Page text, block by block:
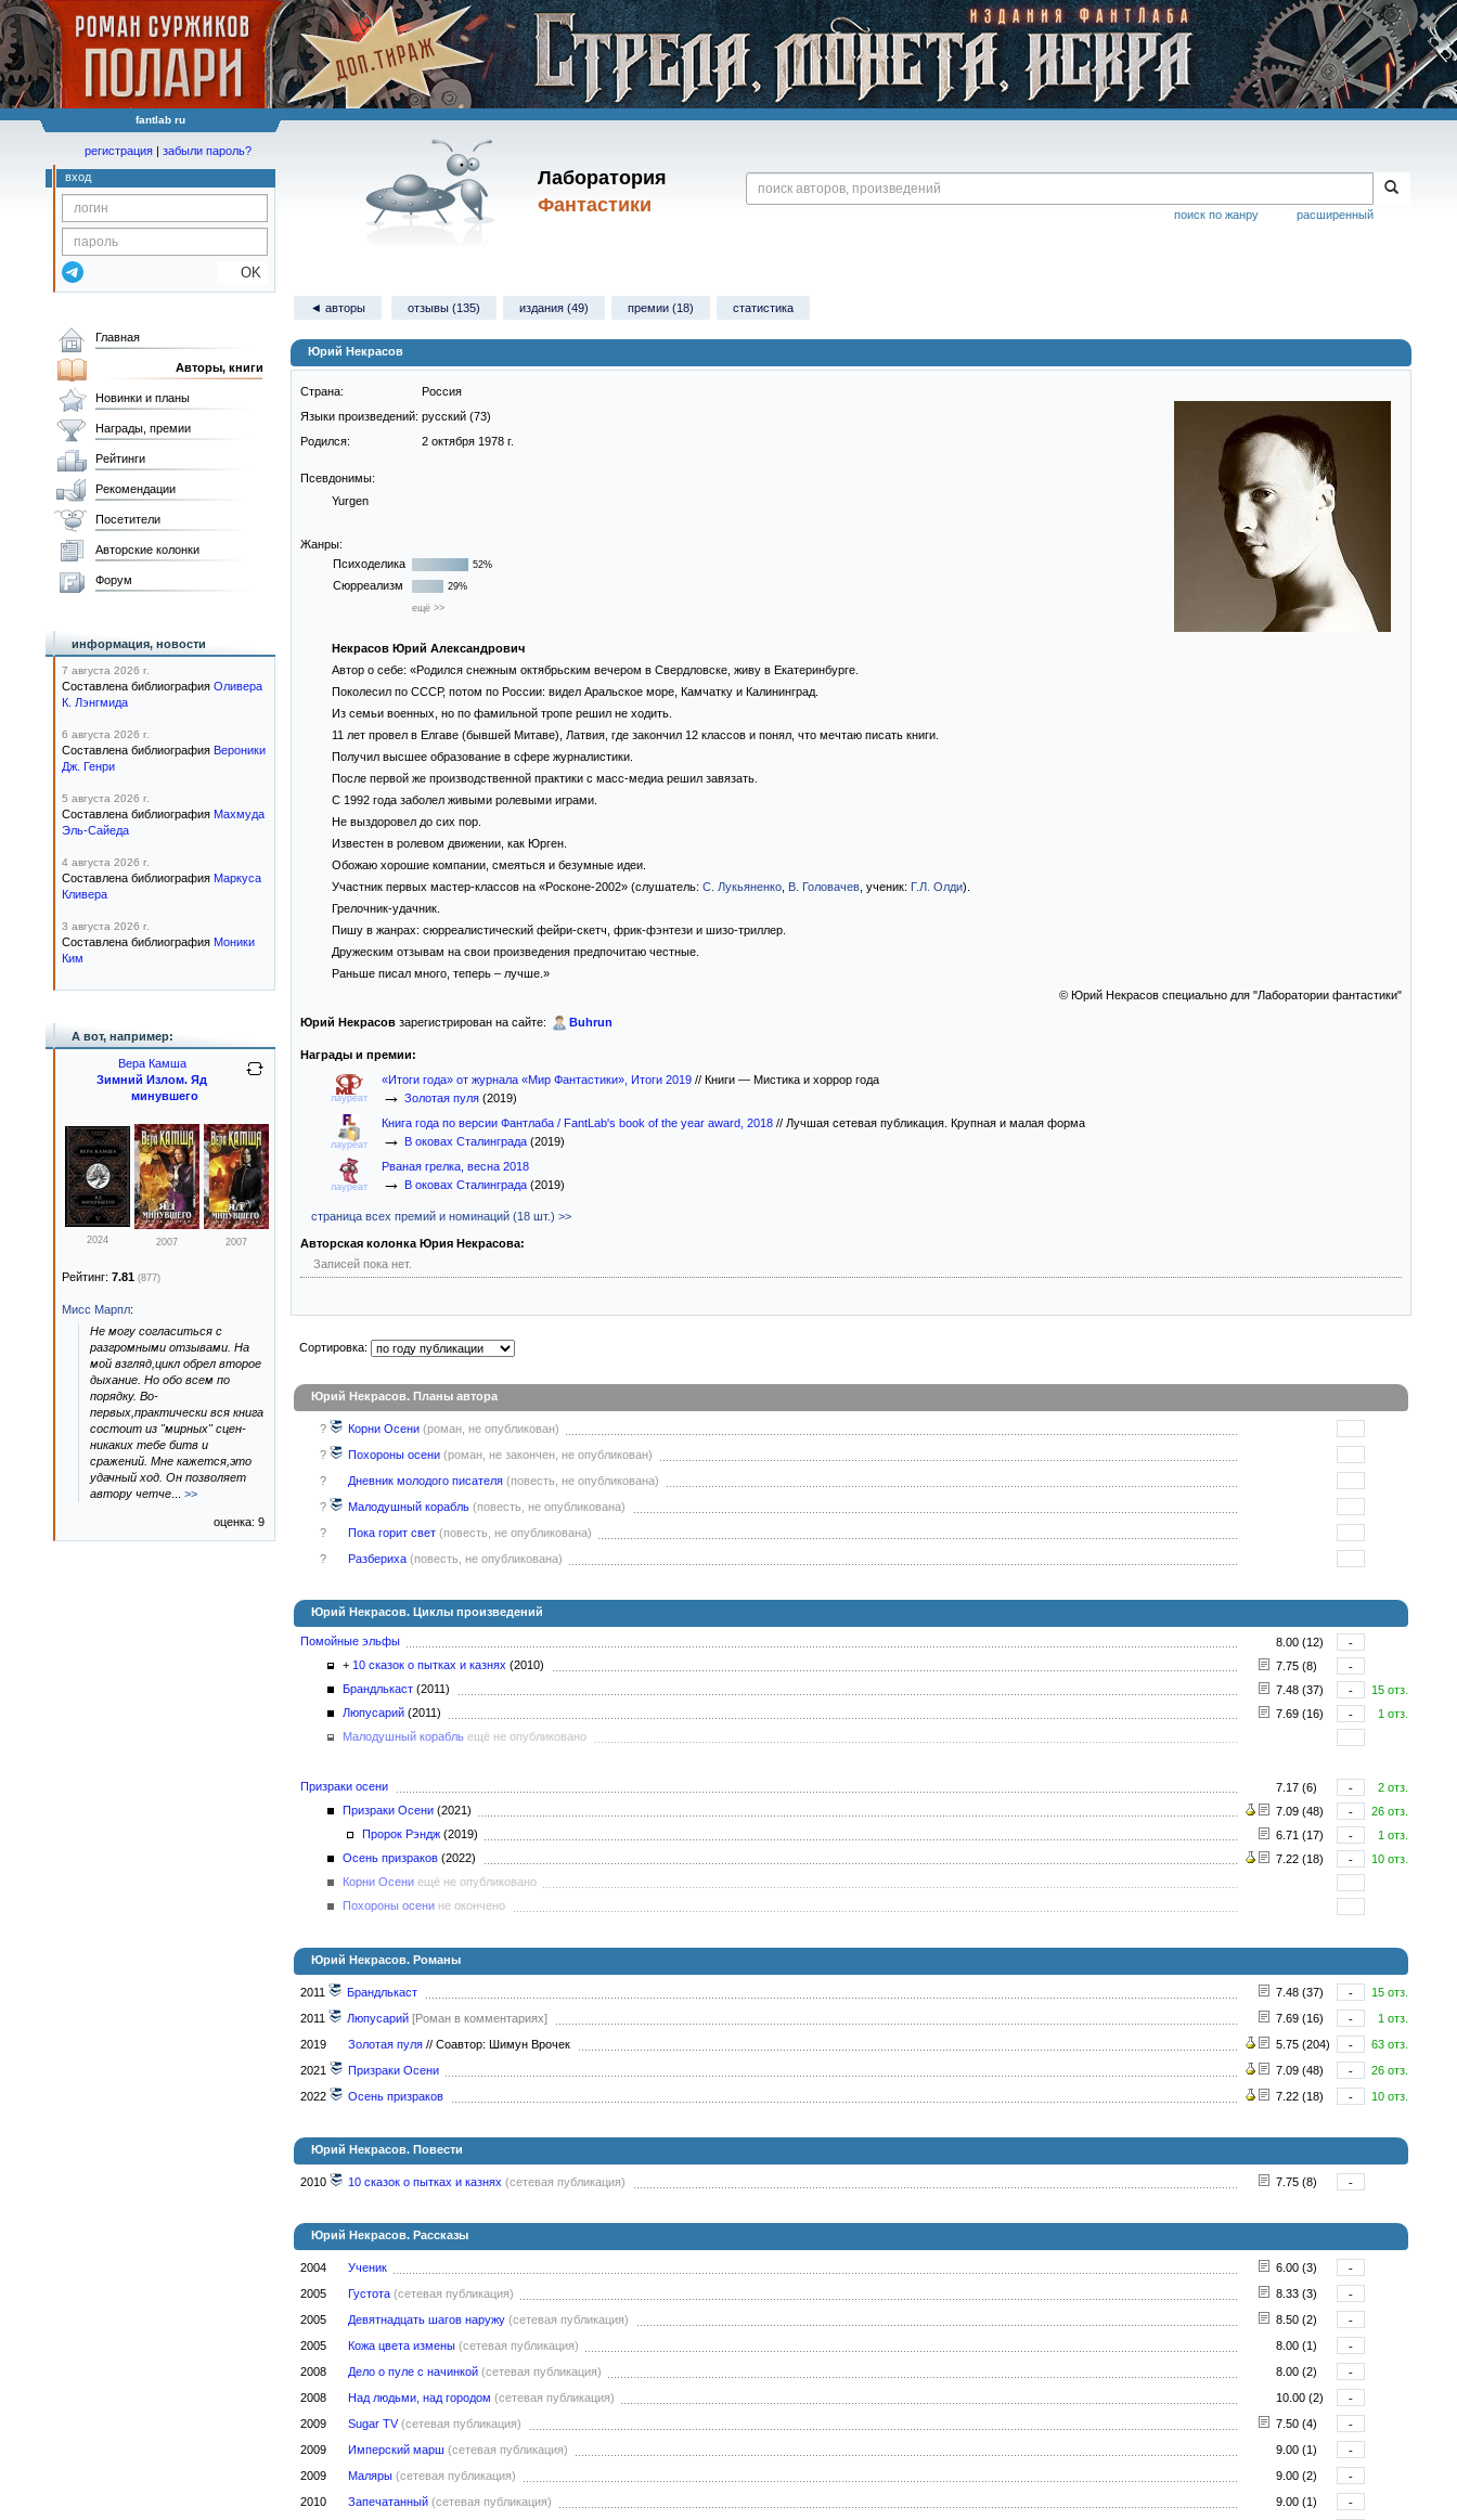
fantlab ru
Лаборатория
Фантастики
расширенный
поиск по жанру
регистрация | забыли пароль?
вход
OK
◄ авторы отзывы (135) издания (49) премии (18) статистика
Юрий Некрасов
Страна:
Россия
Языки произведений: русский (73)
Родился:
2 октября 1978 г.
Псевдонимы:
Yurgen
Жанры:
Психоделика
52%
Сюрреализм
29%
ещё >>
Некрасов Юрий Александрович
Автор о себе: «Родился снежным октябрьским вечером в Свердловске, живу в Екатеринбурге.
Поколесил по СССР, потом по России: видел Аральское море, Камчатку и Калининград.
Из семьи военных, но по фамильной тропе решил не ходить.
11 лет провел в Елгаве (бывшей Митаве), Латвия, где закончил 12 классов и понял, что мечтаю писать книги.
Получил высшее образование в сфере журналистики.
После первой же производственной практики с масс-медиа решил завязать.
С 1992 года заболел живыми ролевыми играми.
Не выздоровел до сих пор.
Известен в ролевом движении, как Юрген.
Обожаю хорошие компании, смеяться и безумные идеи.
Участник первых мастер-классов на «Росконе-2002» (слушатель: С. Лукьяненко, В. Головачев, ученик: Г.Л. Олди).
Грелочник-удачник.
Пишу в жанрах: сюрреалистический фейри-скетч, фрик-фэнтези и шизо-триллер.
Дружеским отзывам на свои произведения предпочитаю честные.
Раньше писал много, теперь – лучше.»
© Юрий Некрасов специально для "Лаборатории фантастики"
Юрий Некрасов зарегистрирован на сайте: Buhrun
Награды и премии:
лауреат
«Итоги года» от журнала «Мир Фантастики», Итоги 2019 // Книги — Мистика и хоррор года
→ Золотая пуля (2019)
лауреат
Книга года по версии Фантлаба / FantLab's book of the year award, 2018 // Лучшая сетевая публикация. Крупная и малая форма
→ В оковах Сталинграда (2019)
лауреат
Рваная грелка, весна 2018
→ В оковах Сталинграда (2019)
страница всех премий и номинаций (18 шт.) >>
Авторская колонка Юрия Некрасова:
Записей пока нет.
Сортировка:
Юрий Некрасов. Планы автора
? Корни Осени (роман, не опубликован)
?
Похороны осени (роман, не закончен, не опубликован)
?
Дневник молодого писателя (повесть, не опубликована)
?
Малодушный корабль (повесть, не опубликована)
?
Пока горит свет (повесть, не опубликована)
?
Разбериха (повесть, не опубликована)
Юрий Некрасов. Циклы произведений
Помойные эльфы 8.00 (12)
-
+ 10 сказок о пытках и казнях (2010) 7.75 (8)
-
Брандлькаст (2011) 7.48 (37) -
15 отз.
Люпусарий (2011) 7.69 (16) -
1 отз.
Малодушный корабль ещё не опубликовано
Призраки осени 7.17 (6) -
2 отз.
Призраки Осени (2021) 7.09 (48) -
26 отз.
Пророк Рэндж (2019) 6.71 (17) -
1 отз.
Осень призраков (2022) 7.22 (18) -
10 отз.
Корни Осени ещё не опубликовано
Похороны осени не окончено
Юрий Некрасов. Романы
2011 Брандлькаст 7.48 (37) -
15 отз.
2011
Люпусарий [Роман в комментариях] 7.69 (16) -
1 отз.
2019
Золотая пуля // Соавтор: Шимун Врочек 5.75 (204) -
63 отз.
2021
Призраки Осени 7.09 (48) -
26 отз.
2022
Осень призраков 7.22 (18) - 10 отз.
Юрий Некрасов. Повести
2010 10 сказок о пытках и казнях (сетевая публикация) 7.75 (8) -
Юрий Некрасов. Рассказы
2004 Ученик 6.00 (3)
-
2005
Густота (сетевая публикация) 8.33 (3)
-
2005
Девятнадцать шагов наружу (сетевая публикация) 8.50 (2)
-
2005
Кожа цвета измены (сетевая публикация) 8.00 (1)
-
2008
Дело о пуле с начинкой (сетевая публикация) 8.00 (2)
-
2008
Над людьми, над городом (сетевая публикация) 10.00 (2)
-
2009
Sugar TV (сетевая публикация) 7.50 (4)
-
2009
Имперский марш (сетевая публикация) 9.00 (1)
-
2009
Маляры (сетевая публикация) 9.00 (2)
-
2010
Запечатанный (сетевая публикация) 9.00 (1)
-
Главная
Авторы, книги
Новинки и планы
Награды, премии
Рейтинги
Рекомендации
Посетители
Авторские колонки
Форум
информация, новости
7 августа 2026 г.
Составлена библиография Оливера
К. Лэнгмида
6 августа 2026 г.
Составлена библиография Вероники
Дж. Генри
5 августа 2026 г.
Составлена библиография Махмуда
Эль-Сайеда
4 августа 2026 г.
Составлена библиография Маркуса
Кливера
3 августа 2026 г.
Составлена библиография Моники
Ким
А вот, например:
Вера Камша
Зимний Излом. Яд
минувшего
2024 2007 2007
Рейтинг: 7.81 (877)
Мисс Марпл:
Не могу согласиться с
разгромными отзывами. На
мой взгляд,цикл обрел второе
дыхание. Но обо всем по
порядку. Во-
первых,практически вся книга
состоит из "мирных" сцен-
никаких тебе битв и
сражений. Мне кажется,это
удачный ход. Он позволяет
автору четче
>>
оценка: 9